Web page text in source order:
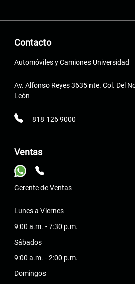
Contacto
Automóviles y Camiones Universidad
Av. Alfonso Reyes 3635 nte. Col. Del
León
818 126 9000
Ventas
Gerente de Ventas
Lunes a Viernes
9:00 a.m. - 7:30 p.m.
Sábados
9:00 a.m. - 2:00 p.m.
Domingos